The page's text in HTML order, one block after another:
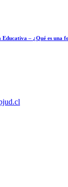
– ¿Qué es una